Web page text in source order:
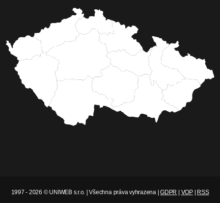
1997 - 2026 © UNIWEB s.r.o. | Všechna práva vyhrazena |GDPR VOP| RSS